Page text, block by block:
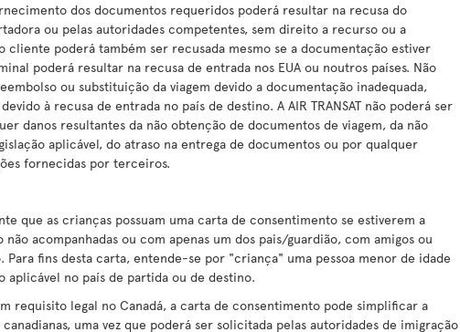
dos documentos requeridos poderá resultar na recusa do
ou pelas autoridades competentes, sem direito a recurso ou a
cliente poderá também ser recusada mesmo se a documentação estiver
poderá resultar na recusa de entrada nos EUA ou noutros países. Não
ou substituição da viagem devido a documentação inadequada,
à recusa de entrada no país de destino. A AIR TRANSAT não poderá ser
danos resultantes da não obtenção de documentos de viagem, da não
aplicável, do atraso na entrega de documentos ou por qualquer
fornecidas por terceiros.
que as crianças possuam uma carta de consentimento se estiverem a
acompanhadas ou com apenas um dos pais/guardião, com amigos ou
Para fins desta carta, entende-se por "criança" uma pessoa menor de idade
aplicável no país de partida ou de destino.
requisito legal no Canadá, a carta de consentimento pode simplificar a
uma vez que poderá ser solicitada pelas autoridades de imigração